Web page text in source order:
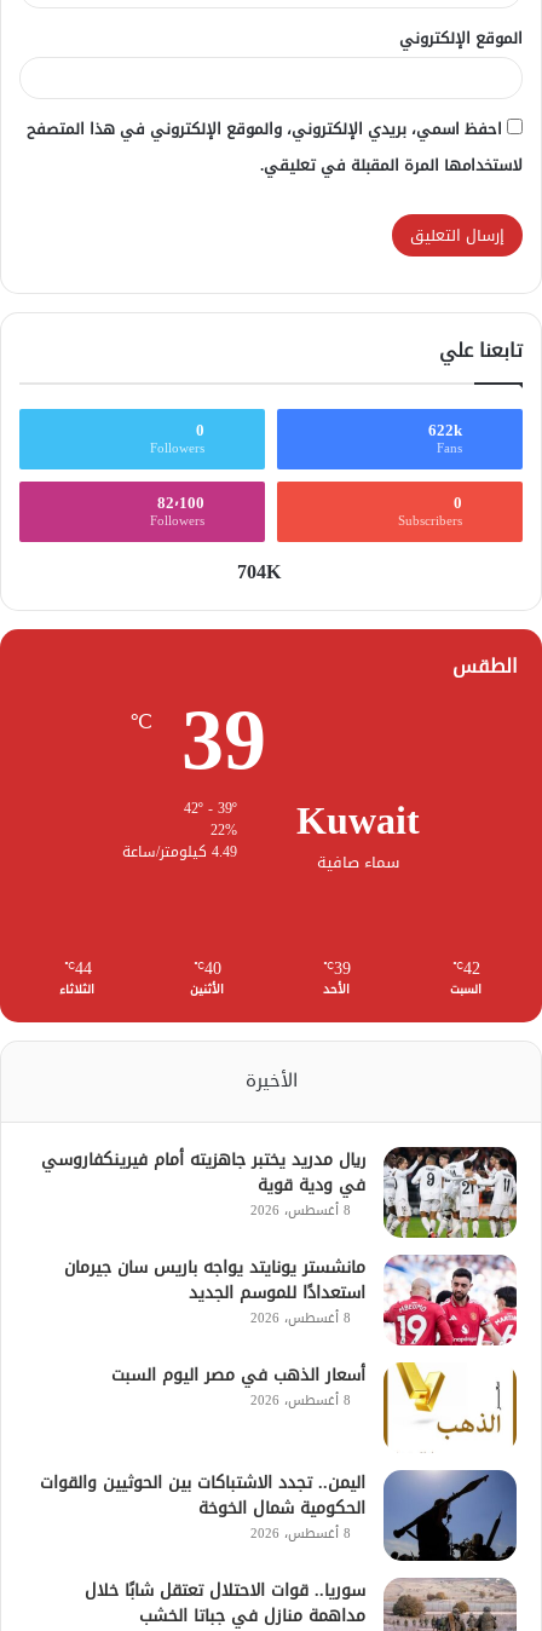
الموقع الإلكتروني
احفظ اسمي، بريدي الإلكتروني، والموقع الإلكتروني في هذا المتصفح
لاستخدامها المرة المقبلة في تعليقي.
تابعنا علي
622k
Fans
0
Followers
0
Subscribers
82٬100
Followers
704K
الطقس
Kuwait
سماء صافية
39
℃
22%
4.49 كيلومتر/ساعة
42
℃
السبت
39
℃
الأحد
40
℃
الأثنين
44
℃
الثلاثاء
الأخيرة
ريال مدريد يختبر جاهزيته أمام فيرينكفاروسي
في ودية قوية
8 أغسطس، 2026
مانشستر يونايتد يواجه باريس سان جيرمان
استعدادًا للموسم الجديد
8 أغسطس، 2026
أسعار الذهب في مصر اليوم السبت
8 أغسطس، 2026
اليمن.. تجدد الاشتباكات بين الحوثيين والقوات
الحكومية شمال الخوخة
8 أغسطس، 2026
سوريا.. قوات الاحتلال تعتقل شابًا خلال
مداهمة منازل في جباتا الخشب